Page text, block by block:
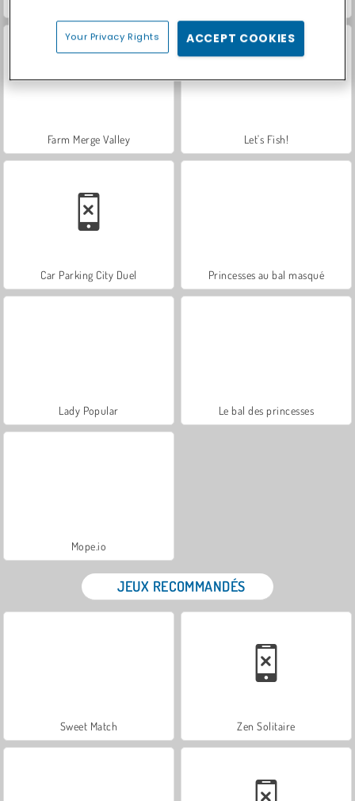
Farm Merge Valley Let's Fish!
Car Parking City Duel Princesses au bal masqué
Lady Popular Le bal des princesses
Mope.io
JEUX RECOMMANDÉS
Sweet Match Zen Solitaire
Your Privacy Rights ACCEPT COOKIES